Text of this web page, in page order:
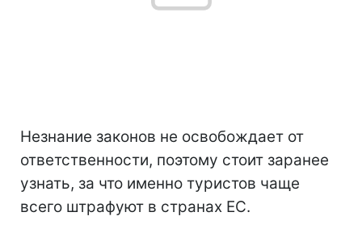
Незнание законов не освобождает от
ответственности, поэтому стоит заранее
узнать, за что именно туристов чаще
всего штрафуют в странах ЕС.